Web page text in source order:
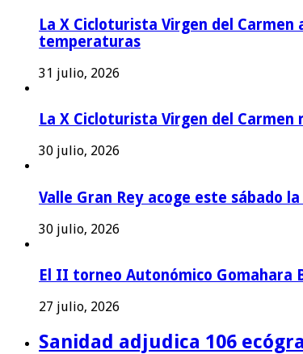
La X Cicloturista Virgen del
temperaturas
31 julio, 2026
La X Cicloturista Virgen del
30 julio, 2026
Valle Gran Rey acoge este sábado
30 julio, 2026
El II torneo Autonómico Gomahara
27 julio, 2026
Sanidad adjudica 106